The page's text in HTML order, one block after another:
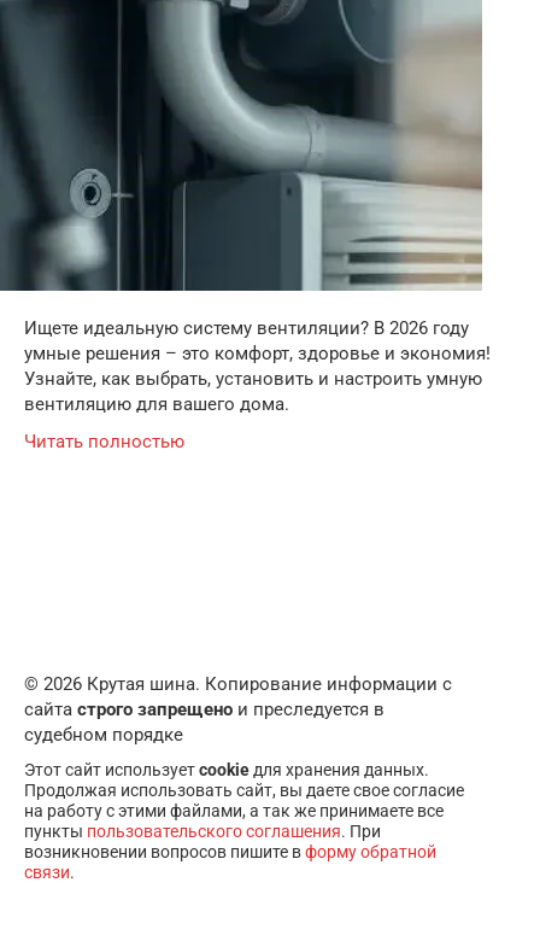
Ищете идеальную систему вентиляции? В 2026 году
умные решения – это комфорт, здоровье и экономия!
Узнайте, как выбрать, установить и настроить умную
вентиляцию для вашего дома.
Читать полностью
© 2026 Крутая шина. Копирование информации с
сайта строго запрещено и преследуется в
судебном порядке
Этот сайт используетcookie для хранения данных.
Продолжая использовать сайт, вы даете свое согласие
на работу с этими файлами, а так же принимаете все
пункты пользовательского соглашения. При
возникновении вопросов пишите вформу обратной
связи.